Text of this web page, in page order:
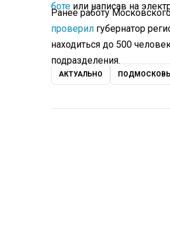
боте или написав на
Ранее работу
проверил губернатор
находиться до 500
подразделения.
АКТУАЛЬНО